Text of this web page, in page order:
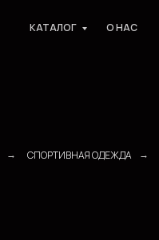
КАТАЛОГ О НАС
→ СПОРТИВНАЯ ОДЕЖДА →